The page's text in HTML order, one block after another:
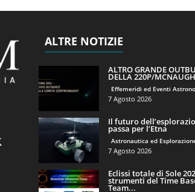
ALTRE NOTIZIE
ALTRO GRANDE
DELLA 220P/
Effemeridi ed Eventi
7 Agosto 2026
Il futuro
passa per l’Etna
Astronautica ed Esplorazione
7 Agosto 2026
Eclissi totale di Sole
strumenti del Time
Team...